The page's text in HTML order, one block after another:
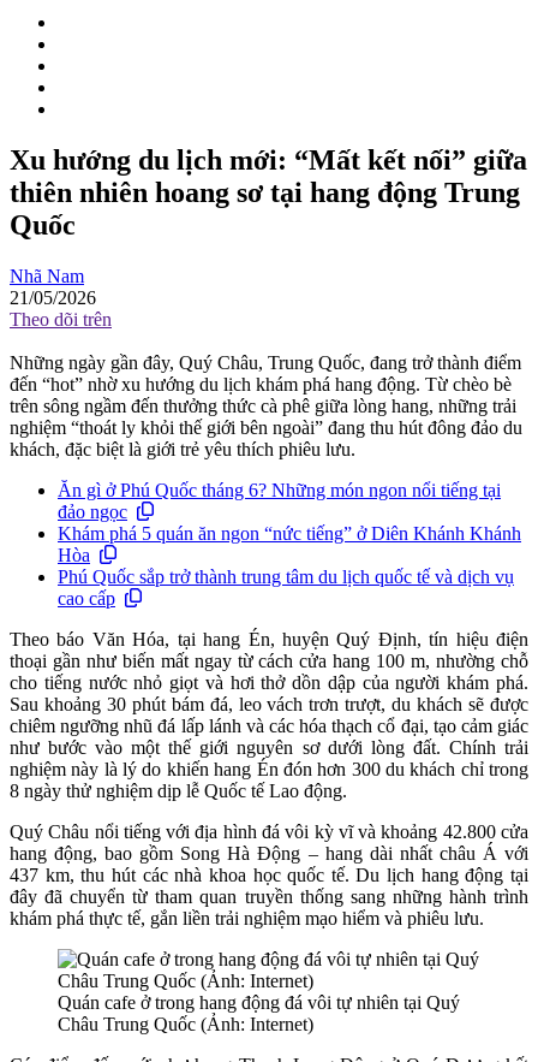
Xu hướng du lịch mới: “Mất kết nối” giữa
thiên nhiên hoang sơ tại hang động Trung
Quốc
Nhã Nam
21/05/2026
Theo dõi trên
Những ngày gần đây, Quý Châu, Trung Quốc, đang trở thành điểm
đến “hot” nhờ xu hướng du lịch khám phá hang động. Từ chèo bè
trên sông ngầm đến thưởng thức cà phê giữa lòng hang, những trải
nghiệm “thoát ly khỏi thế giới bên ngoài” đang thu hút đông đảo du
khách, đặc biệt là giới trẻ yêu thích phiêu lưu.
Ăn gì ở Phú Quốc tháng 6? Những món ngon nổi tiếng tại
đảo ngọc
Khám phá 5 quán ăn ngon “nức tiếng” ở Diên Khánh Khánh
Hòa
Phú Quốc sắp trở thành trung tâm du lịch quốc tế và dịch vụ
cao cấp
Theo báo Văn Hóa, tại hang Én, huyện Quý Định, tín hiệu điện
thoại gần như biến mất ngay từ cách cửa hang 100 m, nhường chỗ
cho tiếng nước nhỏ giọt và hơi thở dồn dập của người khám phá.
Sau khoảng 30 phút bám đá, leo vách trơn trượt, du khách sẽ được
chiêm ngưỡng nhũ đá lấp lánh và các hóa thạch cổ đại, tạo cảm giác
như bước vào một thế giới nguyên sơ dưới lòng đất. Chính trải
nghiệm này là lý do khiến hang Én đón hơn 300 du khách chỉ trong
8 ngày thử nghiệm dịp lễ Quốc tế Lao động.
Quý Châu nổi tiếng với địa hình đá vôi kỳ vĩ và khoảng 42.800 cửa
hang động, bao gồm Song Hà Động – hang dài nhất châu Á với
437 km, thu hút các nhà khoa học quốc tế. Du lịch hang động tại
đây đã chuyển từ tham quan truyền thống sang những hành trình
khám phá thực tế, gắn liền trải nghiệm mạo hiểm và phiêu lưu.
Quán cafe ở trong hang động đá vôi tự nhiên tại Quý
Châu Trung Quốc (Ảnh: Internet)